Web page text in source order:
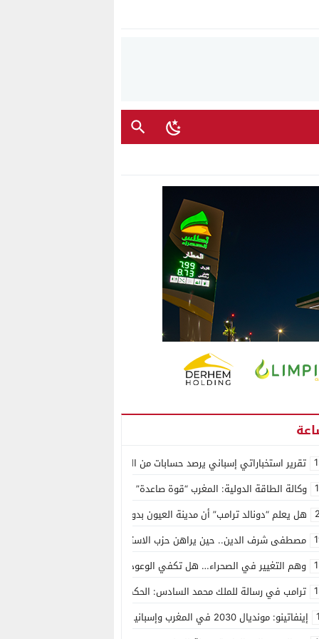
تقرير استخباراتي إسباني يرصد حسابات من الجزائر وأرقاما بـ”213+” ضمن حملة رقمية منظمة حرّضت على اقتحام سبتة
وكالة الطاقة الدولية: المغرب “قوة صاعدة” في سوق المعادن الاستراتيجية
هل يعلم “دونالد ترامب” أن مدينة العيون بدون ماء؟
مصطفى شرف الدين.. حين يراهن حزب الاستقلال على الكفاءة ويمنح الشباب
وهم التغيير في الصحراء… هل تكفي الوعود الفارغة لصناعة الواقع؟
ترامب في رسالة للملك محمد السادس: الحكم الذاتي هو الأساس الوحيد لحل
إينفاتينو: مونديال 2030 في المغرب وإسبانيا والبرتغال سيكون “الأجمل في التاريخ”